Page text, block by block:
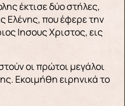
έκτισε δύο στήλες,
Ελένης, που έφερε την
Ιησους Χριστος, εις
οι πρώτοι μεγάλοι
Εκοιμήθη ειρηνικά το